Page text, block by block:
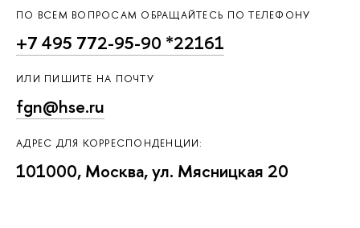
ПО ВСЕМ ВОПРОСАМ ОБРАЩАЙТЕСЬ ПО ТЕЛЕФОНУ
+7 495 772-95-90 *22161
ИЛИ ПИШИТЕ НА ПОЧТУ
fgn@hse.ru
АДРЕС ДЛЯ КОРРЕСПОНДЕНЦИИ:
101000, Москва, ул. Мясницкая 20